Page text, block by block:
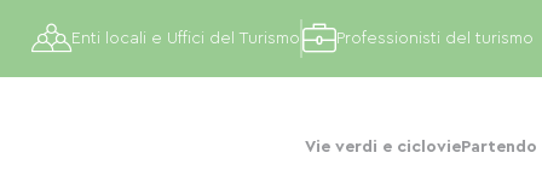
Vie verdi e ciclovie
Enti locali e Uffici del Turismo Professionisti del turismo